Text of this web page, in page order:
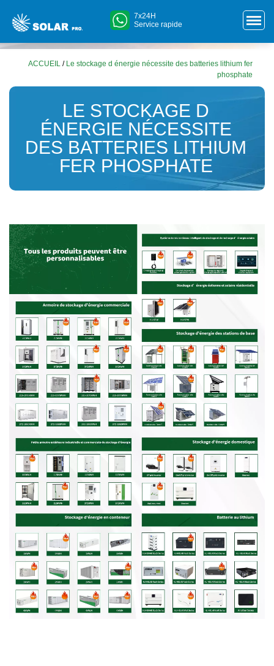
7x24H
Service rapide
ACCUEIL / Le stockage d énergie nécessite des batteries lithium fer
phosphate
LE STOCKAGE D
ÉNERGIE NÉCESSITE
DES BATTERIES LITHIUM
FER PHOSPHATE